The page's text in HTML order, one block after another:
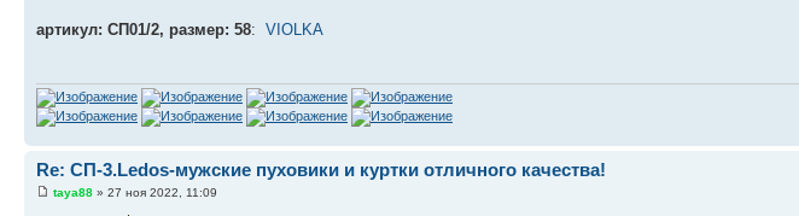
артикул: СП01/2, размер: 58: VIOLKA
Re: СП-3.Ledos-мужские пуховики и куртки отличного качества!
taya88 » 27 ноя 2022, 11:09